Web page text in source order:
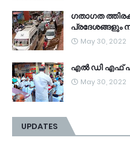
ഗതാഗത
പ്രദേശങ്ങളും
May 30, 2022
എൽ ഡി എഫ്
May 30, 2022
UPDATES